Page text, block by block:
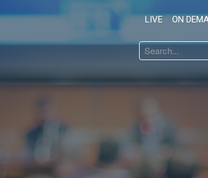
LIVE ON
Search
...